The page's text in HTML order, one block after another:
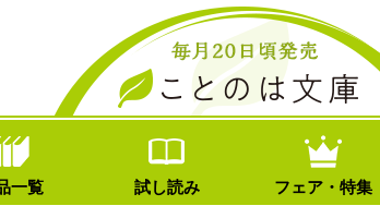
一覧 試し読み フェア・特集